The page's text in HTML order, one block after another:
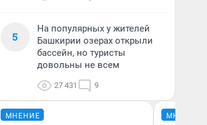
5
На популярных у жителей
Башкирии озерах открыли
бассейн, но туристы
довольны не всем
27 431 9
МНЕНИЕ МНЕНИЕ